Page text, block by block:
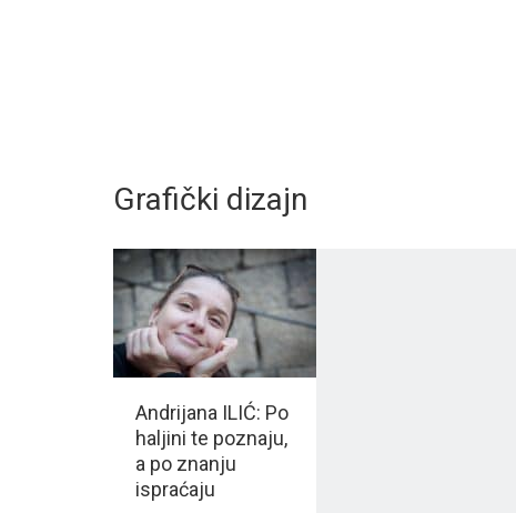
Grafički dizajn
Andrijana ILIĆ: Po
haljini te poznaju,
a po znanju
ispraćaju